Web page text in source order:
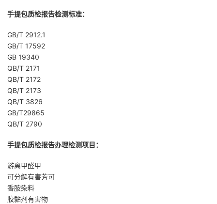
手提包质检报告检测标准：
GB/T 2912.1
GB/T 17592
GB 19340
QB/T 2171
QB/T 2172
QB/T 2173
QB/T 3826
GB/T29865
QB/T 2790
手提包质检报告办理检测项目：
游离甲醛甲
可分解有害芳可
香胺染料
胶黏剂有害物